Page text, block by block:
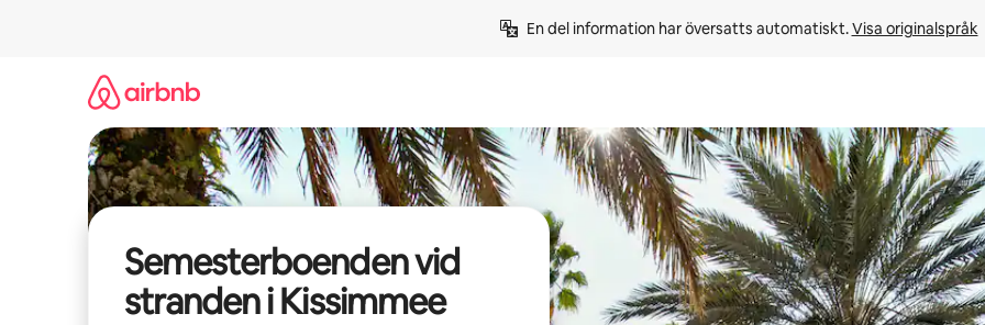
En del information har översatts automatiskt. Visa originalspråk
Semesterboenden vid
stranden i Kissimmee